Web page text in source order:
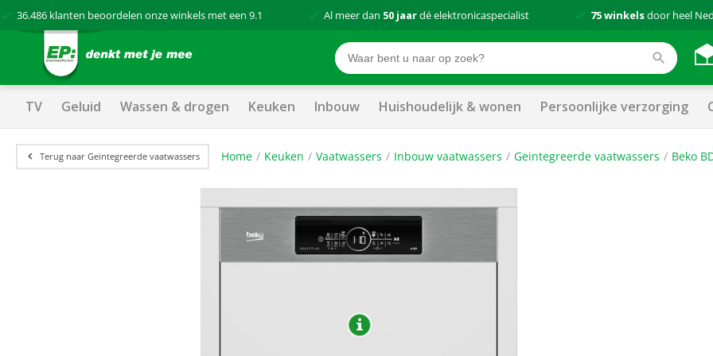
36.486 klanten beoordelen onze winkels met een 9.1 Al meer dan 50 jaardé elektronicaspecialist 75 winkelsdoor heel
TV Geluid Wassen & drogen Keuken Inbouw Huishoudelijk & wonen Persoonlijke verzorging
Terug naar Geintegreerde vaatwassers Home Keuken Vaatwassers Inbouw vaatwassers Geintegreerde vaatwassers Beko